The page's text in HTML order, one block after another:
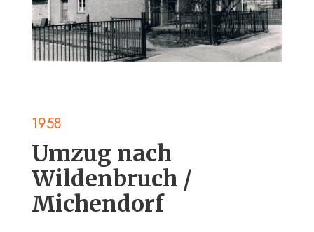
1958
Umzug nach
Wildenbruch /
Michendorf